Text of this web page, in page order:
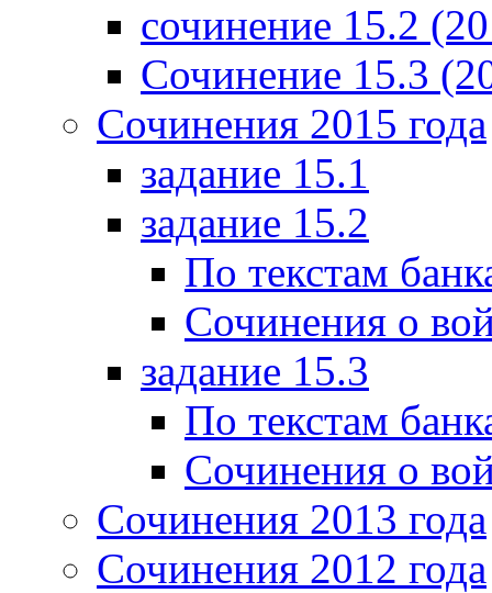
сочинение 15.2
Сочинение 15.3
Сочинения 2015 года
задание 15.1
задание 15.2
По текстам
Сочинения о
задание 15.3
По текстам
Сочинения о
Сочинения 2013 года
Сочинения 2012 года